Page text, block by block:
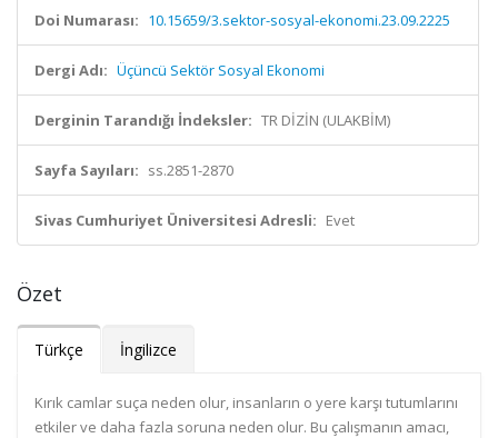
Doi Numarası: 10.15659/3.sektor-sosyal-ekonomi.23.09.2225
Dergi Adı: Üçüncü Sektör Sosyal Ekonomi
Derginin Tarandığı İndeksler: TR DİZİN (ULAKBİM)
Sayfa Sayıları: ss.2851-2870
Sivas Cumhuriyet Üniversitesi Adresli: Evet
Özet
Türkçe İngilizce
Kırık camlar suça neden olur, insanların o yere karşı tutumlarını
etkiler ve daha fazla soruna neden olur. Bu çalışmanın amacı,